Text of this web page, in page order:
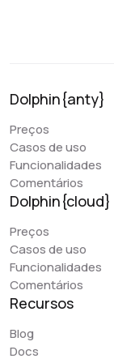
configuração
integrados, a
serviços são
do projeto
frequência.
Tenho usado o
meses. No
usar. Ele
meus colegas
O único
Dolphin{anty}
Preços
Casos de uso
Funcionalidades
Comentários
Dolphin{cloud}
Preços
Casos de uso
Funcionalidades
Comentários
Recursos
Blog
Docs